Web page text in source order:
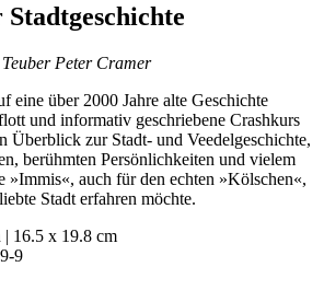
Peter Cramer
eine über 2000 Jahre alte Geschichte
und informativ geschriebene Crashkurs
Überblick zur Stadt- und Veedelgeschichte,
berühmten Persönlichkeiten und vielem
»Immis«, auch für den echten »Kölschen«,
Stadt erfahren möchte.
| 16.5 x 19.8 cm
9